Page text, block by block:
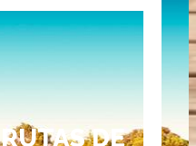
RUTAS DE